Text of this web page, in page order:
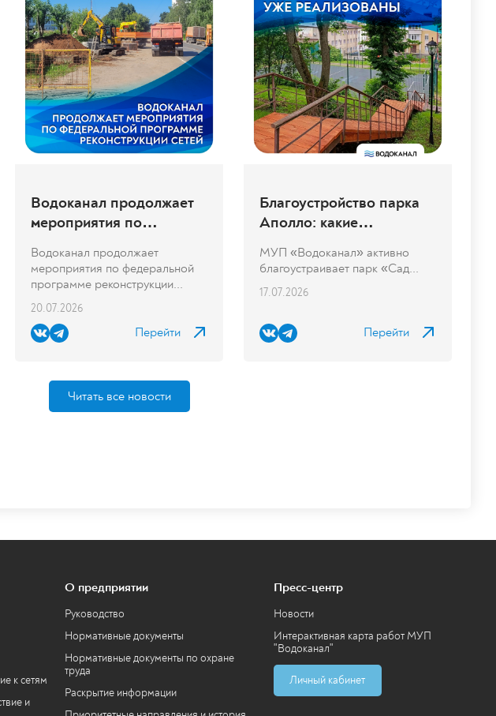
Водоканал продолжает
мероприятия по
реконструкции сетей
Водоканал продолжает
мероприятия по федеральной
программе реконструкции...
20.07.2026
Перейти
Благоустройство парка
Аполло: какие
реализованы
МУП «Водоканал» активно
благоустраивает парк «Сад...
17.07.2026
Перейти
Читать все новости
к сетям
и
О предприятии
Руководство
Нормативные документы
Нормативные документы по охране
труда
Раскрытие информации
Пресс-центр
Новости
Интерактивная карта работ МУП
"Водоканал"
Личный кабинет